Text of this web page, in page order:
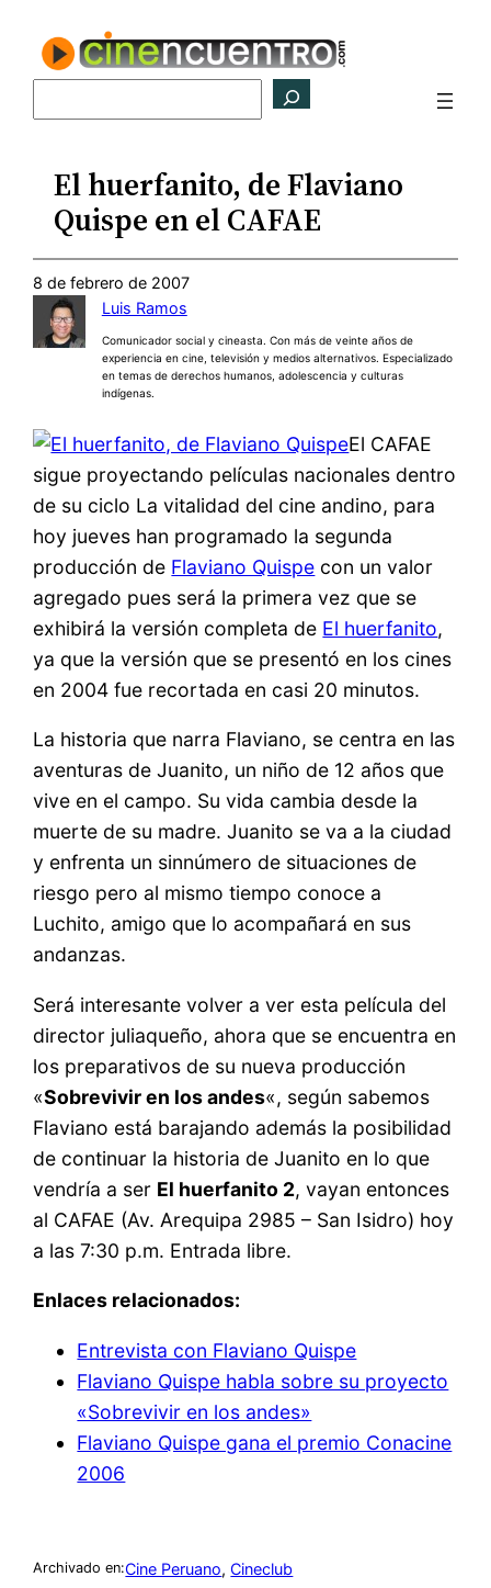
contenido
El huerfanito, de Flaviano
Quispe en el CAFAE
8 de febrero de 2007
Luis Ramos
Comunicador social y cineasta. Con más de veinte años de
experiencia en cine, televisión y medios alternativos. Especializado
en temas de derechos humanos, adolescencia y culturas
indígenas.
El CAFAE
sigue proyectando películas nacionales dentro
de su ciclo La vitalidad del cine andino, para
hoy jueves han programado la segunda
producción de Flaviano Quispe con un valor
agregado pues será la primera vez que se
exhibirá la versión completa de El huerfanito,
ya que la versión que se presentó en los cines
en 2004 fue recortada en casi 20 minutos.
La historia que narra Flaviano, se centra en las
aventuras de Juanito, un niño de 12 años que
vive en el campo. Su vida cambia desde la
muerte de su madre. Juanito se va a la ciudad
y enfrenta un sinnúmero de situaciones de
riesgo pero al mismo tiempo conoce a
Luchito, amigo que lo acompañará en sus
andanzas.
Será interesante volver a ver esta película del
director juliaqueño, ahora que se encuentra en
los preparativos de su nueva producción
«Sobrevivir en los andes«, según sabemos
Flaviano está barajando además la posibilidad
de continuar la historia de Juanito en lo que
vendría a ser El huerfanito 2, vayan entonces
al CAFAE (Av. Arequipa 2985 – San Isidro) hoy
a las 7:30 p.m. Entrada libre.
Enlaces relacionados:
Entrevista con Flaviano Quispe
Flaviano Quispe habla sobre su proyecto
«Sobrevivir en los andes»
Flaviano Quispe gana el premio Conacine
2006
Archivado en:Cine Peruano, Cineclub